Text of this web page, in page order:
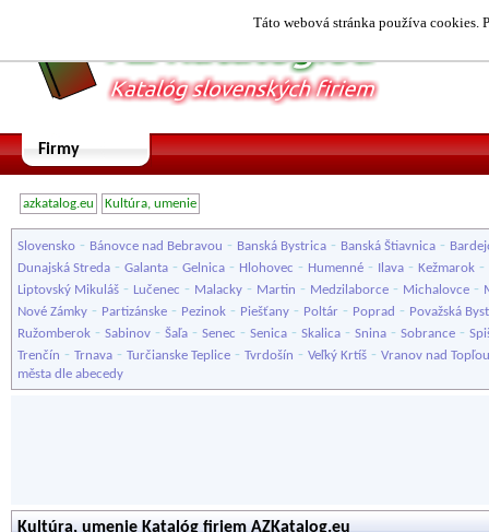
Táto webová stránka používa cookies.
Firmy
azkatalog.eu Kultúra, umenie
Slovensko - Bánovce nad Bebravou - Banská Bystrica - Banská Štiavnica -
Dunajská Streda - Galanta - Gelnica - Hlohovec - Humenné - Ilava - Kežmarok -
Liptovský Mikuláš - Lučenec - Malacky - Martin - Medzilaborce - Michalovce -
Nové Zámky - Partizánske - Pezinok - Piešťany - Poltár - Poprad - Považská
Ružomberok - Sabinov - Šaľa - Senec - Senica - Skalica - Snina - Sobrance -
Trenčín - Trnava - Turčianske Teplice - Tvrdošín - Veľký Krtíš - Vranov nad Topľou
města dle abecedy
Kultúra, umenie Katalóg firiem AZKatalog.eu